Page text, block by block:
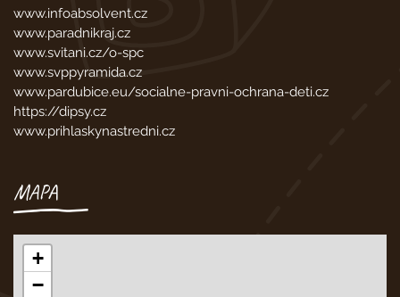
www.infoabsolvent.cz
www.paradnikraj.cz
www.svitani.cz/o-spc
www.svppyramida.cz
www.pardubice.eu/socialne-pravni-ochrana-deti.cz
https://dipsy.cz
www.prihlaskynastredni.cz
MAPA
+
−